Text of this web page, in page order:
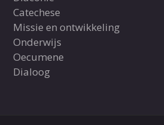
Catechese
Missie en ontwikkeling
Onderwijs
Oecumene
Dialoog